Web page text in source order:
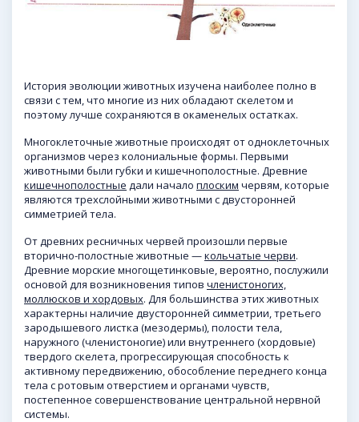
История эволюции животных изучена наиболее полно в
связи с тем, что многие из них обладают скелетом и
поэтому лучше сохраняются в окаменелых остатках.
Многоклеточные животные происходят от одноклеточных
организмов через колониальные формы. Первыми
животными были губки и кишечнополостные. Древние
кишечнополостные дали начало плоским червям, которые
являются трехслойными животными с двусторонней
симметрией тела.
От древних ресничных червей произошли первые
вторично-полостные животные —кольчатые черви.
Древние морские многощетинковые, вероятно, послужили
основой для возникновения типов членистоногих,
моллюсков и хордовых. Для большинства этих животных
характерны наличие двусторонней симметрии, третьего
зародышевого листка (мезодермы), полости тела,
наружного (членистоногие) или внутреннего (хордовые)
твердого скелета, прогрессирующая способность к
активному передвижению, обособление переднего конца
тела с ротовым отверстием и органами чувств,
постепенное совершенствование центральной нервной
системы.